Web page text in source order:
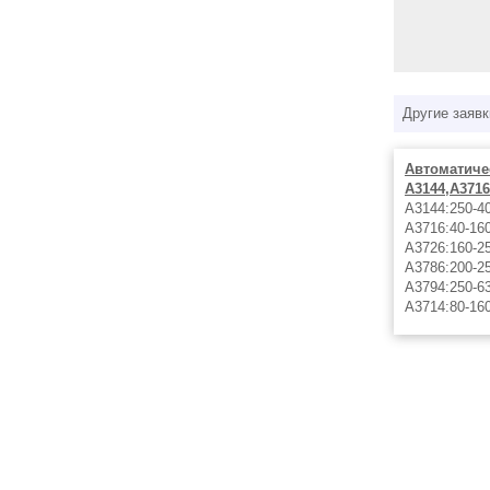
Другие
А3144:250-
А3716:40-
А3726:160-
А3786:200-
А3794:250-
А3714:80-